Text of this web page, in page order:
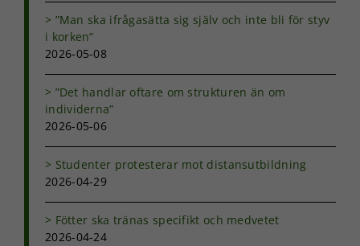
”Man ska ifrågasätta sig själv och inte bli för styv
i korken”
2026-05-08
”Det handlar oftare om strukturen än om
individerna”
2026-05-06
Studenter protesterar mot distansutbildning
2026-04-29
Fötter ska tränas specifikt och medvetet
2026-04-24